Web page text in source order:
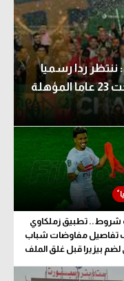
ننتظر ردا رسميا
بشأن استضافة كأس إفريقيا تحت 23 عاما المؤهلة
تطبيق زملكاوي
مفاوضات شباب
لضم بيزيرا قبل غلق الملف